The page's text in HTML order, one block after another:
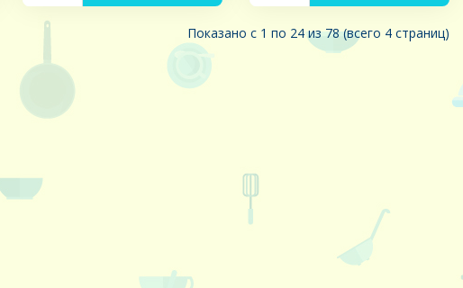
Показано с 1 по 24 из 78 (всего 4 страниц)